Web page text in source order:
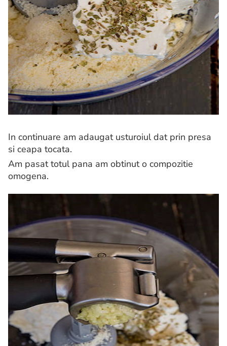
In continuare am adaugat usturoiul dat prin presa
si ceapa tocata.
Am pasat totul pana am obtinut o compozitie
omogena.